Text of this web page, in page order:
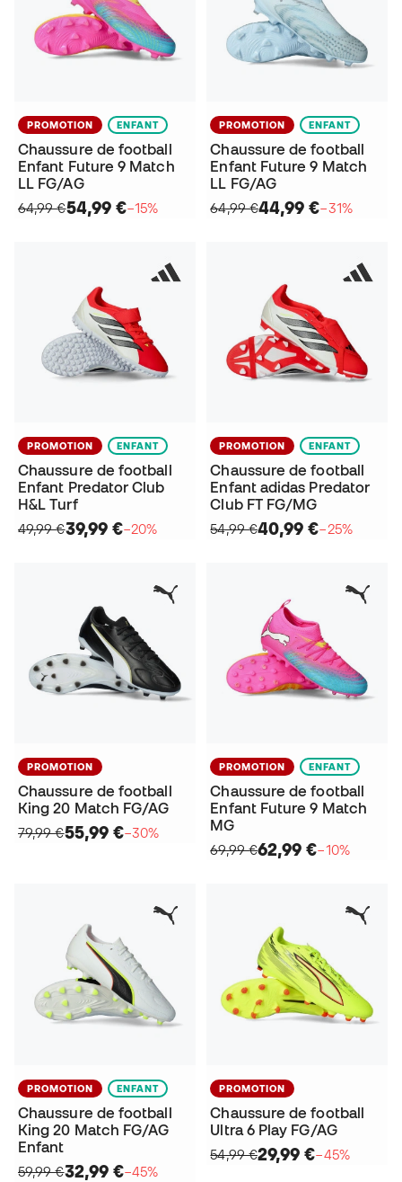
PROMOTION ENFANT
Chaussure de football
Enfant Future 9 Match
LL FG/AG
64,99 €54,99 €−15%
PROMOTION ENFANT
Chaussure de football
Enfant Future 9 Match
LL FG/AG
64,99 €44,99 €−31%
PROMOTION ENFANT
Chaussure de football
Enfant Predator Club
H&L Turf
49,99 €39,99 €−20%
PROMOTION ENFANT
Chaussure de football
Enfant adidas Predator
Club FT FG/MG
54,99 €40,99 €−25%
PROMOTION
Chaussure de football
King 20 Match FG/AG
79,99 €55,99 €−30%
PROMOTION ENFANT
Chaussure de football
Enfant Future 9 Match
MG
69,99 €62,99 €−10%
PROMOTION ENFANT
Chaussure de football
King 20 Match FG/AG
Enfant
59,99 €32,99 €−45%
PROMOTION
Chaussure de football
Ultra 6 Play FG/AG
54,99 €29,99 €−45%